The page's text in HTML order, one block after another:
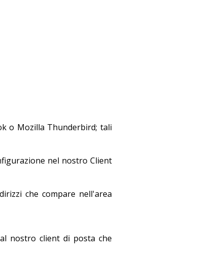
o Mozilla Thunderbird; tali
nel nostro Client
che compare nell'area
nostro client di posta che